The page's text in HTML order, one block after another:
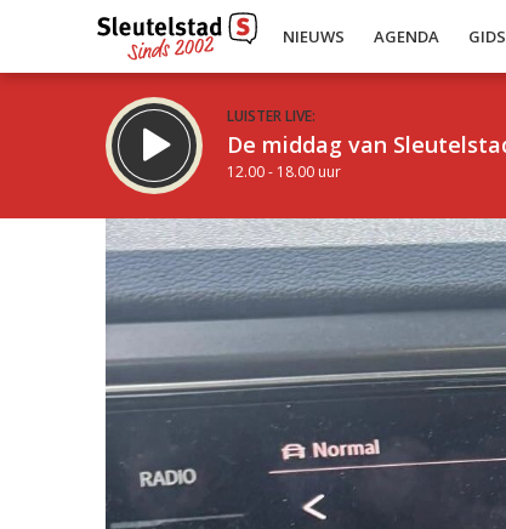
NIEUWS AGENDA GIDS
LUISTER LIVE:
De middag van
12.00 - 18.00 uur